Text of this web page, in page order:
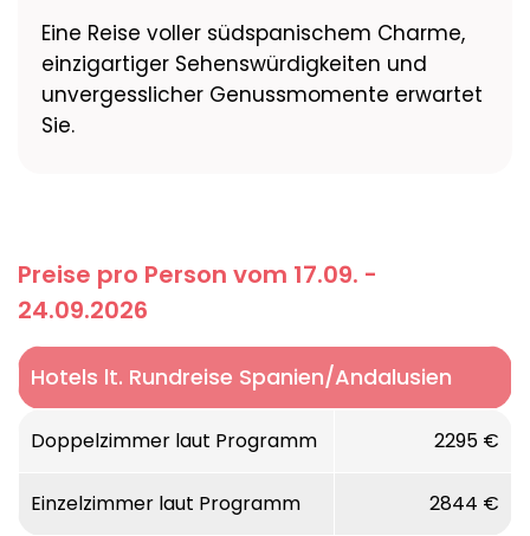
Eine Reise voller südspanischem Charme,
einzigartiger Sehenswürdigkeiten und
unvergesslicher Genussmomente erwartet
Sie.
Preise pro Person vom 17.09. -
24.09.2026
Hotels lt. Rundreise Spanien/Andalusien
Doppelzimmer laut Programm 2295 €
Einzelzimmer laut Programm 2844 €